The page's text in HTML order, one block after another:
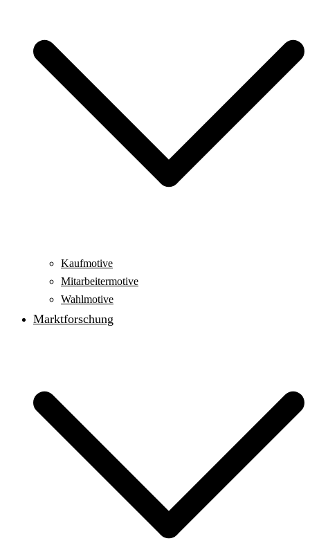
Kaufmotive
Mitarbeitermotive
Wahlmotive
Marktforschung